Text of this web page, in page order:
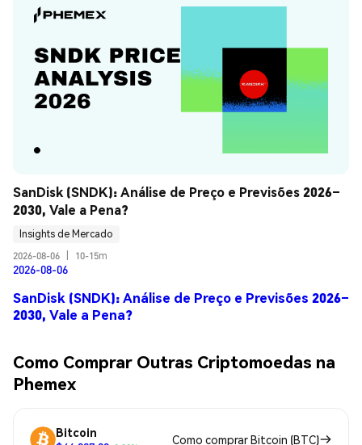
SanDisk (SNDK): Análise de Preço e Previsões 2026–
2030, Vale a Pena?
Insights de Mercado
2026-08-06
10-15m
2026-08-06
SanDisk (SNDK): Análise de Preço e Previsões 2026–
2030, Vale a Pena?
Como Comprar Outras Criptomoedas na
Phemex
Bitcoin
Como comprar Bitcoin (BTC)